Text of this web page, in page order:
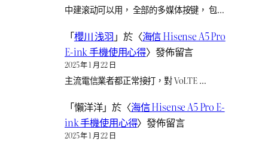
中建滚动可以用， 全部的多媒体按键， 包…
「櫻川 浅羽 」於〈海信 Hisense A5 Pro
E-ink 手機使用心得〉發佈留言
2025 年 1 月 22 日
主流電信業者都正常接打，對 VoLTE …
「懶洋洋」於〈海信 Hisense A5 Pro E-
ink 手機使用心得〉發佈留言
2025 年 1 月 22 日